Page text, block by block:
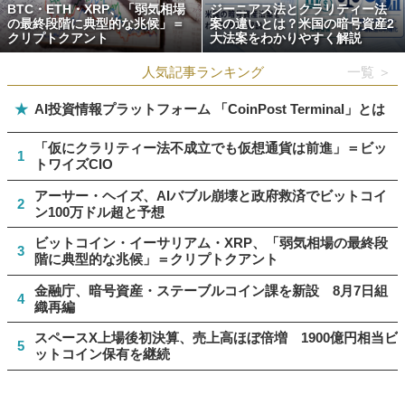
BTC・ETH・XRP、「弱気相場
の最終段階に典型的な兆候」＝
クリプトクアント
ジーニアス法とクラリティー法
案の違いとは？米国の暗号資産2
大法案をわかりやすく解説
人気記事ランキング 一覧 ＞
★ AI投資情報プラットフォーム 「CoinPost Terminal」とは
1
「仮にクラリティー法不成立でも仮想通貨は前進」＝ビッ
トワイズCIO
2
アーサー・ヘイズ、AIバブル崩壊と政府救済でビットコイ
ン100万ドル超と予想
3
ビットコイン・イーサリアム・XRP、「弱気相場の最終段
階に典型的な兆候」＝クリプトクアント
4
金融庁、暗号資産・ステーブルコイン課を新設 8月7日組
織再編
5
スペースX上場後初決算、売上高ほぼ倍増 1900億円相当ビ
ットコイン保有を継続